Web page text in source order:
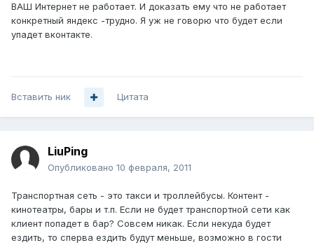
ВАШ Интернет не работает. И доказать ему что не работает
конкретный яндекс -трудно. Я уж не говорю что будет если
упадет вконтакте.
Вставить ник Цитата
LiuPing
Опубликовано 10 февраля, 2011
Транспортная сеть - это такси и троллейбусы. Контент -
кинотеатры, бары и т.п. Если не будет транспортной сети как
клиент попадет в бар? Совсем никак. Если некуда будет
ездить, то сперва ездить будут меньше, возможно в гости